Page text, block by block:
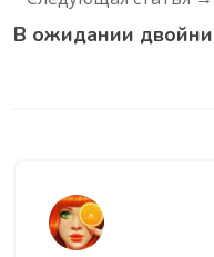
В ожидании двойни